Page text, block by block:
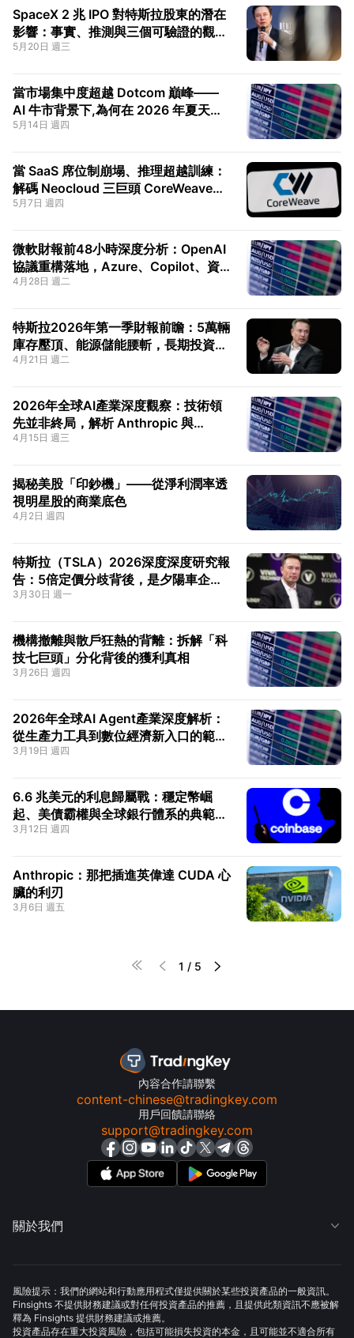
SpaceX 2 兆 IPO 對特斯拉股東的潛在
影響：事實、推測與三個可驗證的觀察
信號
5月20日 週三
當市場集中度超越 Dotcom 巔峰——
AI 牛市背景下,為何在 2026 年夏天選
擇"換檔"
5月14日 週四
當 SaaS 席位制崩塌、推理超越訓練：
解碼 Neocloud 三巨頭 CoreWeave、
Nebius、IREN 的命運分岔
5月7日 週四
微軟財報前48小時深度分析：OpenAI
協議重構落地，Azure、Copilot、資
本支出三大變數決定MSFT估值修復路
4月28日 週二
特斯拉2026年第一季財報前瞻：5萬輛
庫存壓頂、能源儲能腰斬，長期投資者
真正應關注的5個核心指標
4月21日 週二
2026年全球AI產業深度觀察：技術領
先並非終局，解析 Anthropic 與
OpenAI 的商業化分水嶺
4月15日 週三
揭秘美股「印鈔機」——從淨利潤率透
視明星股的商業底色
4月2日 週四
特斯拉（TSLA）2026深度深度研究報
告：5倍定價分歧背後，是夕陽車企還
是AI巨頭
3月30日 週一
機構撤離與散戶狂熱的背離：拆解「科
技七巨頭」分化背後的獲利真相
3月26日 週四
2026年全球AI Agent產業深度解析：
從生產力工具到數位經濟新入口的範式
轉移
3月19日 週四
6.6 兆美元的利息歸屬戰：穩定幣崛
起、美債霸權與全球銀行體系的典範轉
移
3月12日 週四
Anthropic：那把插進英偉達 CUDA 心
臟的利刃
3月6日 週五

  1 / 5 
內容合作請聯繫
content-chinese@tradingkey.com
用戶回饋請聯絡
support@tradingkey.com
關於我們 
風險提示：我們的網站和行動應用程式僅提供關於某些投資產品的一般資訊。
Finsights 不提供財務建議或對任何投資產品的推薦，且提供此類資訊不應被解
釋為 Finsights 提供財務建議或推薦。
投資產品存在重大投資風險，包括可能損失投資的本金，且可能並不適合所有